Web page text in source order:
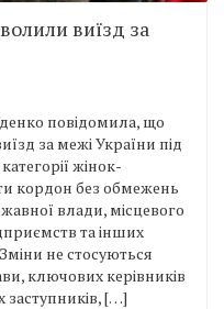
виїзд за
повідомила, що
за межі України під
жінок-
кордон без обмежень
влади, місцевого
та інших
не стосуються
ключових керівників
заступників, […]